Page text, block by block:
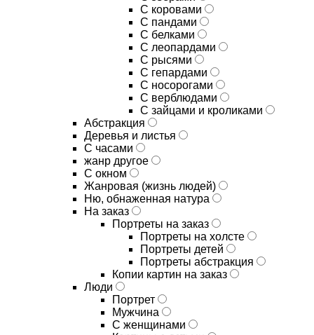
С коровами
С пандами
С белками
С леопардами
С рысями
С гепардами
С носорогами
С верблюдами
С зайцами и кроликами
Абстракция
Деревья и листья
С часами
жанр другое
С окном
Жанровая (жизнь людей)
Ню, обнаженная натура
На заказ
Портреты на заказ
Портреты на холсте
Портреты детей
Портреты абстракция
Копии картин на заказ
Люди
Портрет
Мужчина
С женщинами